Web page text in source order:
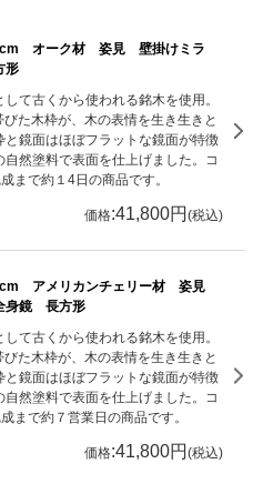
オーク材 姿見 壁掛けミラ
形
て古くから使われる銘木を使用。
た木枠が、木の表情を生き生きと
と鏡面はほぼフラットな鏡面が特徴
自然塗料で表面を仕上げました。コ
まで約１4日の商品です。
価格:41,800円 (税込)
アメリカンチェリー材 姿見
身鏡 長方形
て古くから使われる銘木を使用。
た木枠が、木の表情を生き生きと
と鏡面はほぼフラットな鏡面が特徴
自然塗料で表面を仕上げました。コ
まで約７営業日の商品です。
価格:41,800円 (税込)